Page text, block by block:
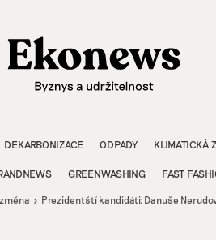
DEKARBONIZACE ODPADY KLIMATICKÁ
GREENWASHING FAST
Prezidentští kandidáti: Danuše